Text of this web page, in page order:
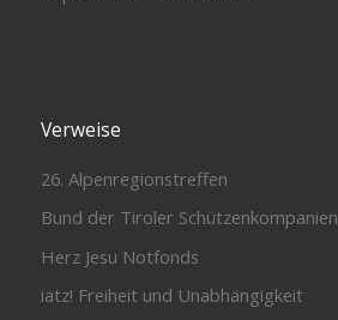
Verweise
26. Alpenregionstreffen
Bund der Tiroler Schützenkompanien
Herz Jesu Notfonds
iatz! Freiheit und Unabhängigkeit